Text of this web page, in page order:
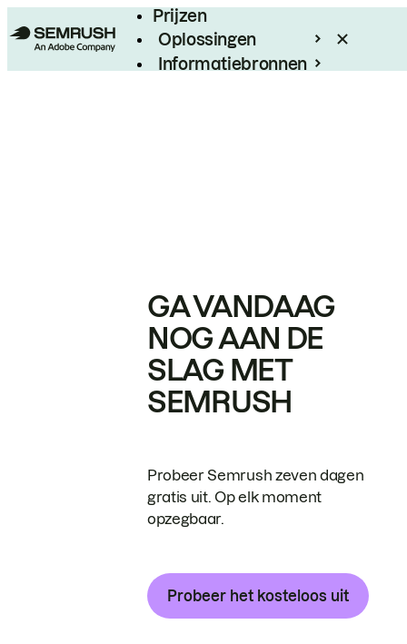
Prijzen
Oplossingen
Informatiebronnen
GA VANDAAG
NOG AAN DE
SLAG MET
SEMRUSH
Probeer Semrush zeven dagen
gratis uit. Op elk moment
opzegbaar.
Probeer het kosteloos uit